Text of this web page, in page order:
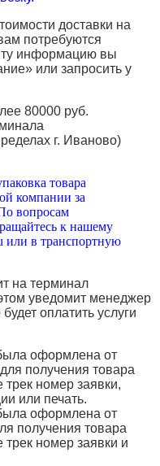
доставки на
потребуются
информацию вы
или запросить у
80000 руб.
г. Иваново)
товара
компании за
вопросам
к нашему
или в транспортную
на терминал
уведомит менеджер
оплатить услуги
оформлена от
получения товара
номер заявки,
или печать.
оформлена от
получения товара
номер заявки и